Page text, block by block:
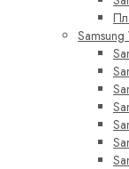
Samsung